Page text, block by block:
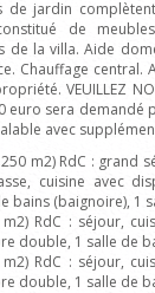
de jardin
de
de la villa. Aide
Chauffage
VEUILLEZ
euro sera demandé
avec
250 m2) RdC :
cuisine avec
bains (baignoire), 1
RdC : séjour,
double, 1 salle de
RdC : séjour,
double, 1 salle de